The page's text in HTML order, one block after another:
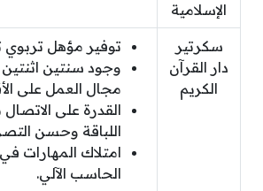
الإسلامية
سكرتير
دار القرآن
الكريم
توفير مؤهل تربوي
وجود سنتين
مجال العمل على
القدرة على الاتصال
اللباقة وحسن
امتلاك المهارات
الحاسب الآلي.